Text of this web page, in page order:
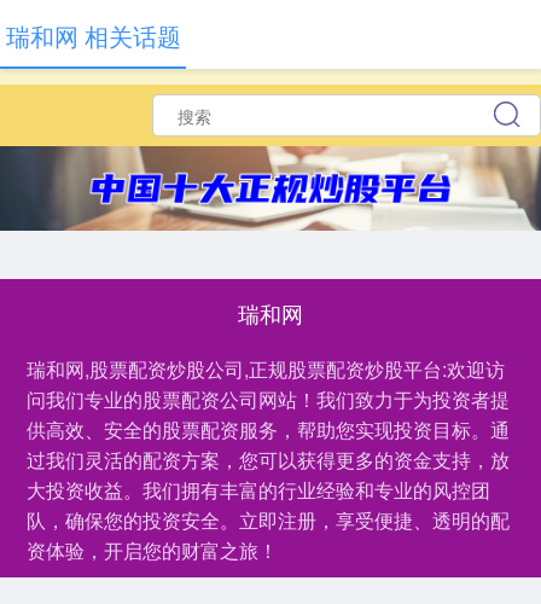
瑞和网
瑞和网,股票配资炒股公司,正规股票配资炒股平台:欢迎访
问我们专业的股票配资公司网站！我们致力于为投资者提
供高效、安全的股票配资服务，帮助您实现投资目标。通
过我们灵活的配资方案，您可以获得更多的资金支持，放
大投资收益。我们拥有丰富的行业经验和专业的风控团
队，确保您的投资安全。立即注册，享受便捷、透明的配
资体验，开启您的财富之旅！
瑞和网 相关话题